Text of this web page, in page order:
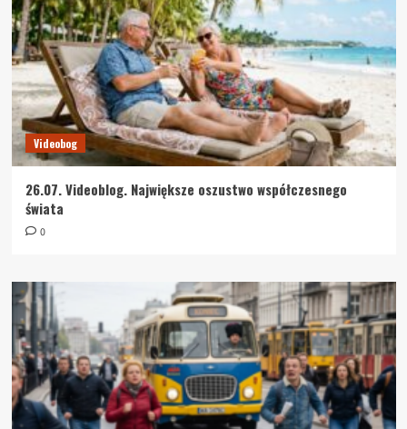
Videobog
26.07. Videoblog. Największe oszustwo współczesnego
świata
0